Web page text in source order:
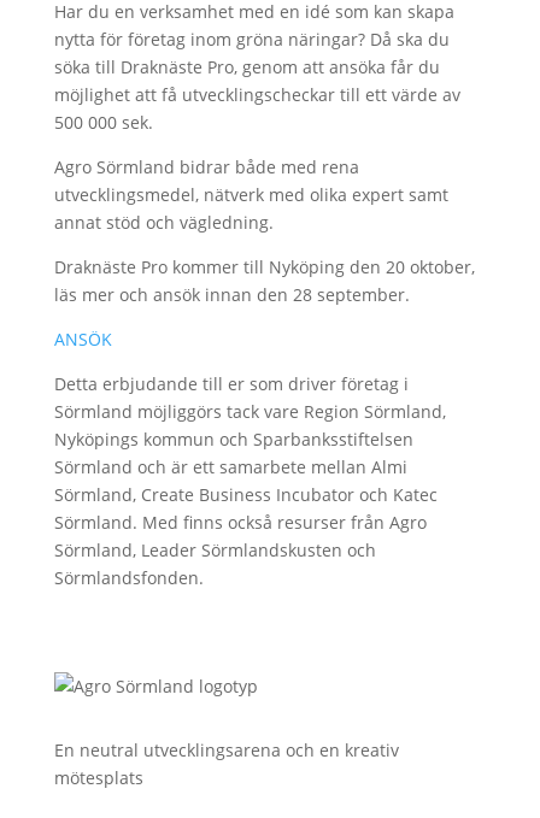
Har du en verksamhet med en idé som kan skapa
nytta för företag inom gröna näringar? Då ska du
söka till Draknäste Pro, genom att ansöka får du
möjlighet att få utvecklingscheckar till ett värde av
500 000 sek.
Agro Sörmland bidrar både med rena
utvecklingsmedel, nätverk med olika expert samt
annat stöd och vägledning.
Draknäste Pro kommer till Nyköping den 20 oktober,
läs mer och ansök innan den 28 september.
ANSÖK
Detta erbjudande till er som driver företag i
Sörmland möjliggörs tack vare Region Sörmland,
Nyköpings kommun och Sparbanksstiftelsen
Sörmland och är ett samarbete mellan Almi
Sörmland, Create Business Incubator och Katec
Sörmland. Med finns också resurser från Agro
Sörmland, Leader Sörmlandskusten och
Sörmlandsfonden.
En neutral utvecklingsarena och en kreativ
mötesplats